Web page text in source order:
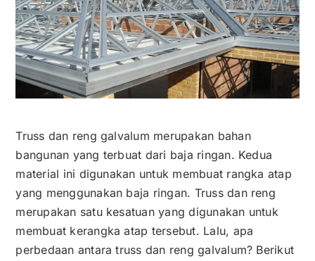
Artikel
Kontak
Truss dan reng galvalum merupakan bahan
bangunan yang terbuat dari baja ringan. Kedua
material ini digunakan untuk membuat rangka atap
yang menggunakan baja ringan. Truss dan reng
merupakan satu kesatuan yang digunakan untuk
membuat kerangka atap tersebut. Lalu, apa
perbedaan antara truss dan reng galvalum? Berikut